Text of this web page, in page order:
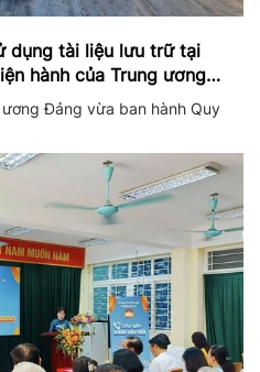
dụng tài liệu lưu trữ tại
hành của Trung ương
ương Đảng
Đảng vừa ban hành Quy